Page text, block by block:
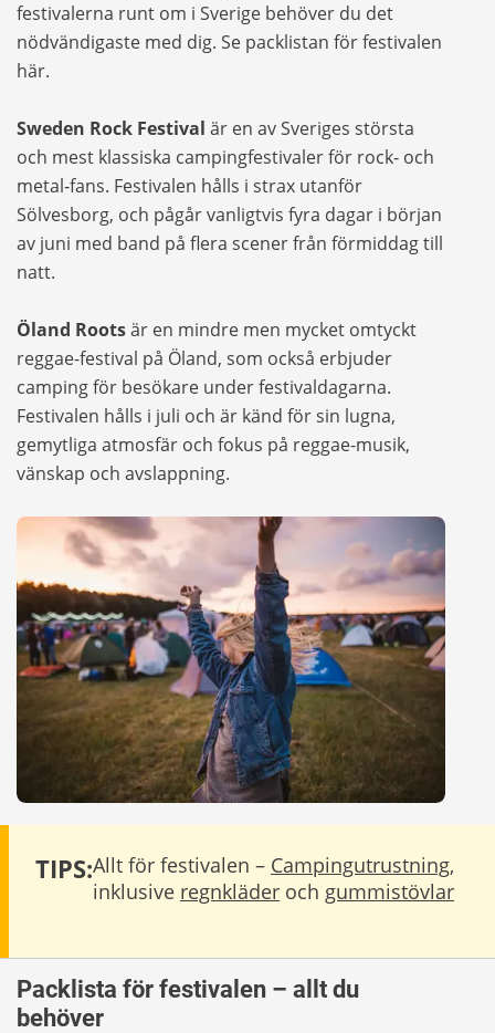
festivalerna runt om i Sverige behöver du det
nödvändigaste med dig. Se packlistan för festivalen
här.
Sweden Rock Festival är en av Sveriges största
och mest klassiska campingfestivaler för rock‑ och
metal‑fans. Festivalen hålls i strax utanför
Sölvesborg, och pågår vanligtvis fyra dagar i början
av juni med band på flera scener från förmiddag till
natt.
Öland Rootsär en mindre men mycket omtyckt
reggae-festival på Öland, som också erbjuder
camping för besökare under festivaldagarna.
Festivalen hålls i juli och är känd för sin lugna,
gemytliga atmosfär och fokus på reggae-musik,
vänskap och avslappning.
TIPS:Allt för festivalen – Campingutrustning,
inklusive regnkläder och gummistövlar
Packlista för festivalen – allt du
behöver